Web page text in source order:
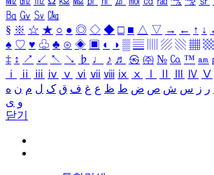
㏃ ㏉ ㏜ ㏆
§ ※ ☆ ★ ○ ● ◎ ◇ ◆ □ ■ △ ▽ → ← ↑ ↓
♠ ♡ ♥ ♧ ♣ ⊙ ◈ ▣ ◐ ◑ ▒ ▤ ▨ ▧ ▦ ▩
‡ ↕ ↗ ↙ ↖ ↘ ♭ ♩ ♪ ♬ ㉿ ㈜ № ㏇ ™ ㏂
ⅰ
ⅱ ⅲ ⅳ ⅴ ⅵ ⅶ ⅷ ⅸ ⅹ Ⅳ Ⅴ
ر ز س ش ص ض ط ظ ع غ ف ق ک ل م ن ه
و ی
닫기